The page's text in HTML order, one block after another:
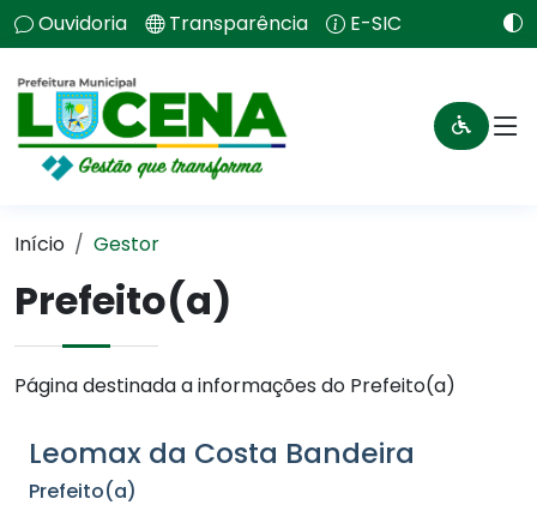
Ouvidoria Transparência E-SIC
Início Gestor
Prefeito(a)
Página destinada a informações do Prefeito(a)
Leomax da Costa Bandeira
Prefeito(a)